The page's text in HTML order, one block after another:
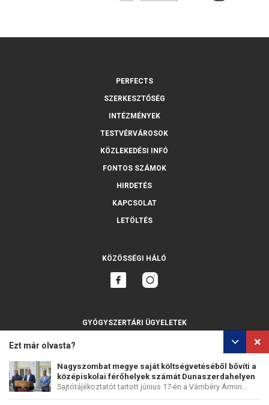
Ezt már olvasta?
Nagyszombat megye saját költségvetéséből bővíti a
középiskolai férőhelyek számát Dunaszerdahelyen
Sajtótájékoztatót tartott június 17-én a Vámbéry Ármin...
PERFECTS
SZERKESZTŐSÉG
INTÉZMÉNYEK
TESTVÉRVÁROSOK
KÖZLEKEDÉSI INFÓ
FONTOS SZÁMOK
HIRDETÉS
KAPCSOLAT
LETÖLTÉS
KÖZÖSSÉGI HÁLÓ
GYÓGYSZERTÁRI ÜGYELETEK
SZEMÉLYES ADATOK VÉDELME SÜTIK HASZNÁLATA